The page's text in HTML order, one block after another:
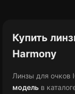
Купить
Harmony
Линзы для очков
модель в